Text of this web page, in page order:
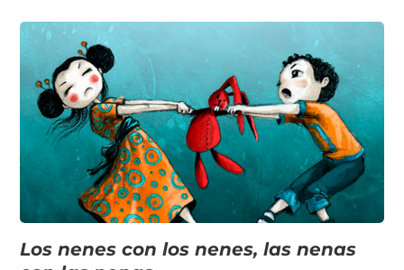
Los nenes con los nenes, las nenas